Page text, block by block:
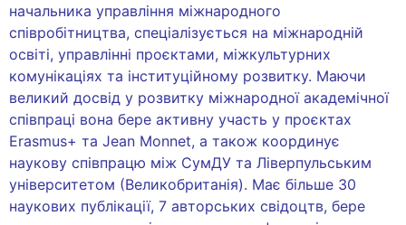
начальника управління міжнародного
співробітництва, спеціалізується на міжнародній
освіті, управлінні проєктами, міжкультурних
комунікаціях та інституційному розвитку. Маючи
великий досвід у розвитку міжнародної академічної
співпраці вона бере активну участь у проєктах
Erasmus+ та Jean Monnet, а також координує
наукову співпрацю між СумДУ та Ліверпульським
університетом (Великобританія). Має більше 30
наукових публікації, 7 авторських свідоцтв, бере